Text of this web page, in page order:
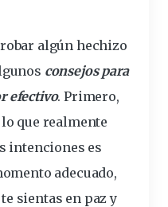
algún hechizo
consejos para
efectivo. Primero,
que realmente
intenciones es
adecuado,
sientas en paz y